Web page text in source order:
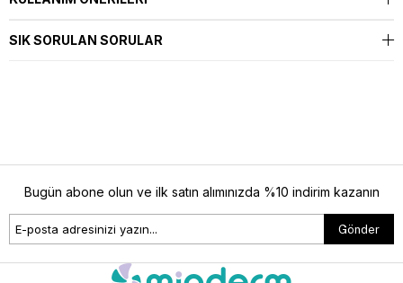
SIK SORULAN SORULAR
Bugün abone olun ve ilk satın alımınızda %10 indirim kazanın
Gönder